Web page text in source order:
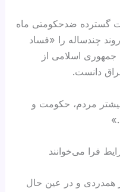
گسترده ضدحکومتی ماه
چندساله را «فساد
اسلامی از
دانست.
مردم، حکومت و
فرا می‌خوانند
همدردی و در عین حال